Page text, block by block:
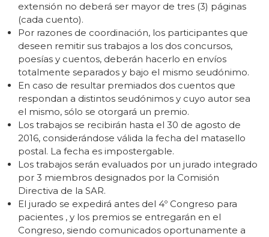
extensión no deberá ser mayor de tres (3) páginas
(cada cuento).
Por razones de coordinación, los participantes que
deseen remitir sus trabajos a los dos concursos,
poesías y cuentos, deberán hacerlo en envíos
totalmente separados y bajo el mismo seudónimo.
En caso de resultar premiados dos cuentos que
respondan a distintos seudónimos y cuyo autor sea
el mismo, sólo se otorgará un premio.
Los trabajos se recibirán hasta el 30 de agosto de
2016, considerándose válida la fecha del matasello
postal. La fecha es impostergable.
Los trabajos serán evaluados por un jurado integrado
por 3 miembros designados por la Comisión
Directiva de la SAR.
El jurado se expedirá antes del 4º Congreso para
pacientes , y los premios se entregarán en el
Congreso, siendo comunicados oportunamente a